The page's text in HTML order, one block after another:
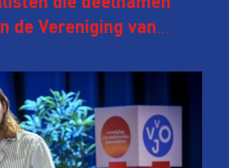
de Vereniging van
te maken met
of een juridische
eigen werk. Dat kost
ervaren zij stress en